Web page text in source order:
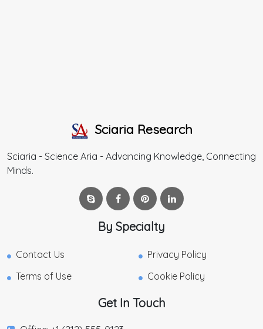
Sciaria Research
Sciaria - Science Aria - Advancing Knowledge, Connecting
Minds.
By Specialty
Contact Us
Privacy Policy
Terms of Use
Cookie Policy
Get In Touch